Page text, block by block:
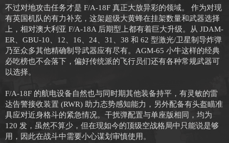
不过对地攻击任务才是 F/A-18F 真正大放异彩的领域。 作为对现
有英国机队的有力补充，这架超级大黄蜂在挂架数量和武器选择
上，相对澳大利亚 F/A-18A 后期型上都有着巨大升级。从 JDAM-
ER、GBU-10、12、16、24、31、38 和 62 型激光/卫星制导炸弹
乃至众多其他精确制导武器应有尽有。AGM-65 小牛这样的经典
必吃榜也不会落下，偏好传统派的飞行员们还有各种常规武器可
以选择。
F/A-18F 的航电设备自然也与同时期其他装备持平，有灵敏的雷
达告警接收装置 (RWR) 助力态势感知能力，另外配备有头盔瞄准
具应对近身格斗的紧急情况。干扰弹配置与单座版相同，均为
120 发，虽然不算少，但在现如今的顶级空战格局中只能说是够
用，因此在战斗中需要小心谋划审慎使用。